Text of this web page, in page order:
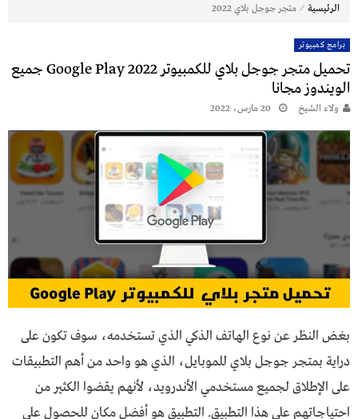
الرئيسية ⁄ متجر جوجل بلاي 2022
برامج كمبيوتر
تحميل متجر جوجل بلاي للكمبيوتر 2022 Google Play جميع
الويندوز مجانا
ولاء الشيخ 20 مارس، 2022
بغض النظر عن نوع الهاتف الذكي الذي تستخدمه، سوف تكون على
دراية بمتجر جوجل بلاي للموبايل، الذي هو واحد من أهم التطبيقات
على الإطلاق لجميع مستخدمي الأندرويد، لأنهم يقضوا الكثير من
احتياجاتهم على هذا التطبيق. التطبيق هو أفضل مكان للحصول على